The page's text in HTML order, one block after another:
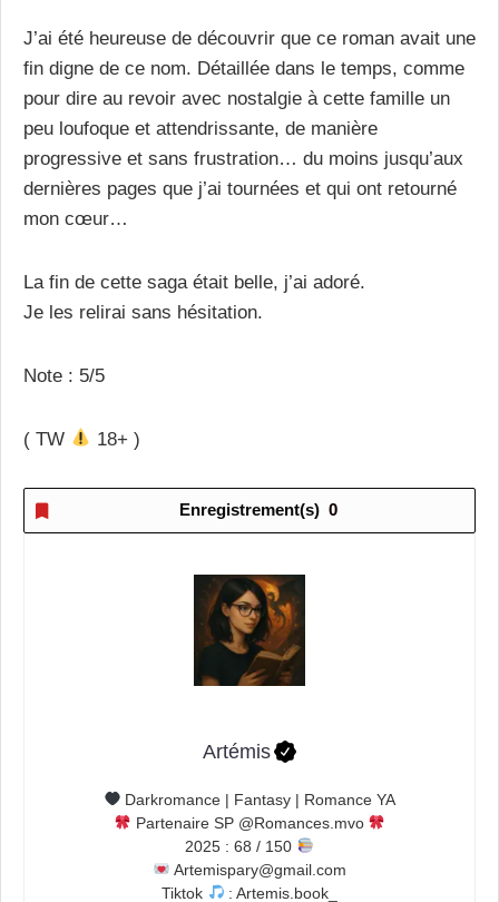
J’ai été heureuse de découvrir que ce roman avait une
fin digne de ce nom. Détaillée dans le temps, comme
pour dire au revoir avec nostalgie à cette famille un
peu loufoque et attendrissante, de manière
progressive et sans frustration… du moins jusqu’aux
dernières pages que j’ai tournées et qui ont retourné
mon cœur…
La fin de cette saga était belle, j’ai adoré.
Je les relirai sans hésitation.
Note : 5/5
( TW 18+ )
Enregistrement(s) 0
Artémis
Darkromance | Fantasy | Romance YA
Partenaire SP @Romances.mvo
2025 : 68 / 150
Artemispary@gmail.com
Tiktok
: Artemis.book_